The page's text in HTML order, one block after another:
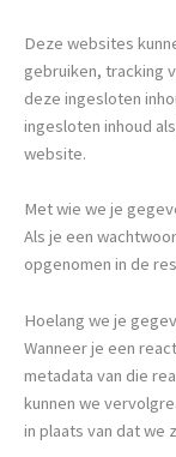
Deze websites
gebruiken, tracking
deze ingesloten
ingesloten inhoud
website.
Met wie we je
Als je een
opgenomen in de
Hoelang we je
Wanneer je een
metadata van die
kunnen we
in plaats van dat we